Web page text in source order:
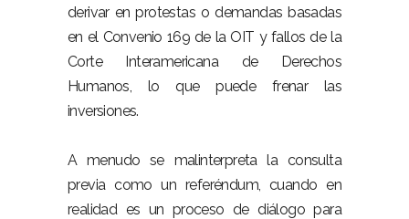
derivar en protestas o demandas basadas
en el Convenio 169 de la OIT y fallos de la
Corte Interamericana de Derechos
Humanos, lo que puede frenar las
inversiones.
A menudo se malinterpreta la consulta
previa como un referéndum, cuando en
realidad es un proceso de diálogo para